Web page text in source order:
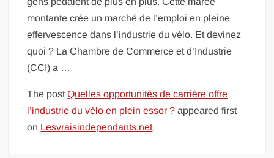
montante crée un marché de l’emploi en pleine
effervescence dans l’industrie du vélo. Et devinez
quoi ? La Chambre de Commerce et d’Industrie
(CCI) a …
The postQuelles opportunités de carrière offre
l’industrie du vélo en plein essor ? appeared first
on Lesvraisindependants.net.